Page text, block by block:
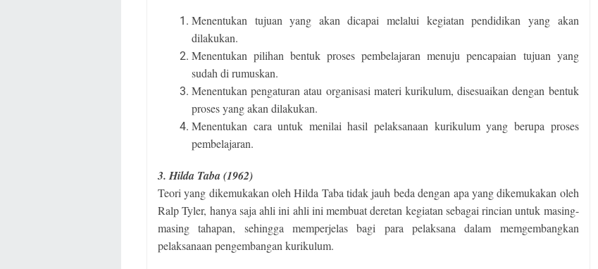
Menentukan tujuan yang akan dicapai melalui kegiatan pendidikan yang akan
dilakukan.
Menentukan pilihan bentuk proses pembelajaran menuju pencapaian tujuan yang
sudah di rumuskan.
Menentukan pengaturan atau organisasi materi kurikulum, disesuaikan dengan bentuk
proses yang akan dilakukan.
Menentukan cara untuk menilai hasil pelaksanaan kurikulum yang berupa proses
pembelajaran.
3. Hilda Taba (1962)
Teori yang dikemukakan oleh Hilda Taba tidak jauh beda dengan apa yang dikemukakan oleh
Ralp Tyler, hanya saja ahli ini ahli ini membuat deretan kegiatan sebagai rincian untuk masing-
masing tahapan, sehingga memperjelas bagi para pelaksana dalam memgembangkan
pelaksanaan pengembangan kurikulum.